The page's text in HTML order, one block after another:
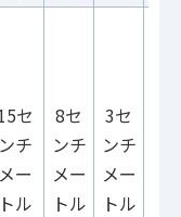
セ
ンチ
メー
トル
8セ
ンチ
メー
トル
3セ
ンチ
メー
トル